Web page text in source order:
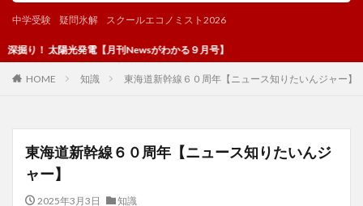
中学受験 疑問氷解 スクールエコノミスト2026
電【月刊Newsがわかる９月号】
HOME 知識 東海道新幹線６０周年【ニュース知りたいんジャー】
東海道新幹線６０周年【ニュース知りたいんジ
ャー】
2025年3月3日
知識